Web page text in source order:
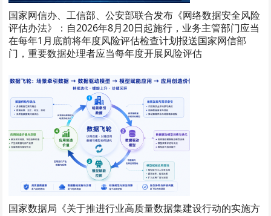
国家网信办、工信部、公安部联合发布《网络数据安全风险
评估办法》：自2026年8月20日起施行，业务主管部门应当
在每年1月底前将年度风险评估检查计划报送国家网信部
门，重要数据处理者应当每年度开展风险评估
国家数据局《关于推进行业高质量数据集建设行动的实施方